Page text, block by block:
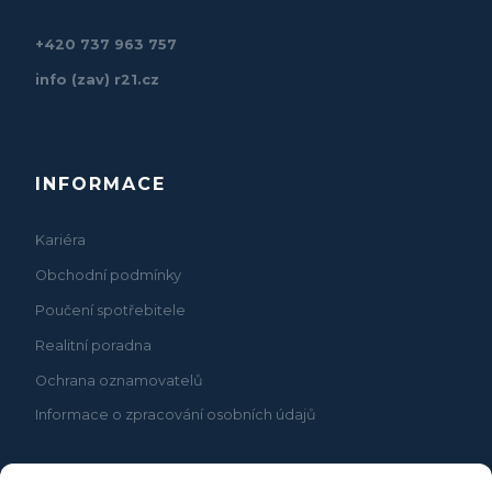
+420 737 963 757
info (zav) r21.cz
INFORMACE
Kariéra
Obchodní podmínky
Poučení spotřebitele
Realitní poradna
Ochrana oznamovatelů
Informace o zpracování osobních údajů